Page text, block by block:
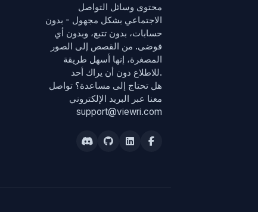
محتوى وسائل التواصل
الاجتماعي بشكل مجهول - بدون
حسابات، بدون تتبع، وبدون أي
فوضى. من القصص إلى الصور
المصغرة، إنها أسهل طريقة
للاطلاع دون أن يراك أحد.
هل تحتاج إلى مساعدة؟ تواصل
معنا عبر البريد الإلكتروني
support@viewri.com